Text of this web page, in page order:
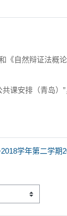
自然辩证法概论
课安排（青岛）”
学年第二学